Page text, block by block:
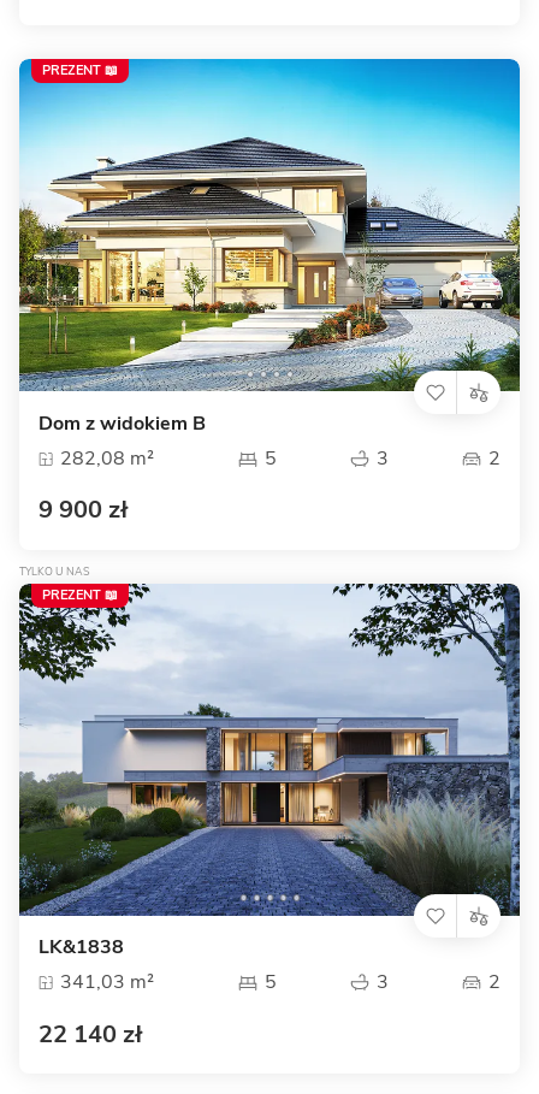
Dom z widokiem B
282,08 m²
5 3 2
9 900 zł
PREZENT 📖
TYLKO U NAS
LK&1838
341,03 m²
5 3 2
22 140 zł
PREZENT 📖